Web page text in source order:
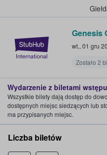
Genesis
wt., 01 gru
Zostało 2
Wydarzenie z biletami wstępu
Wszystkie bilety dają dostęp do
dostępnych miejsc siedzących lub
ma przypisanych miejsc.
Liczba biletów